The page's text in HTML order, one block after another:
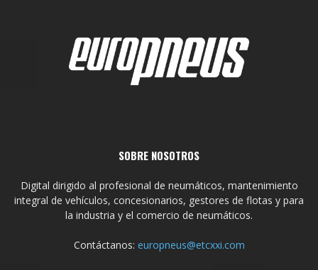
SOBRE NOSOTROS
Digital dirigido al profesional de neumáticos, mantenimiento
integral de vehículos, concesionarios, gestores de flotas y para
la industria y el comercio de neumáticos.
Contáctanos: europneus@etcxxi.com